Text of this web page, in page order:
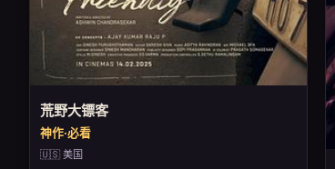
荒野大镖客
神作·必看
🇺🇸 美国